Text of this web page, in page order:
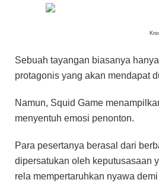
Sebuah tayangan biasanya
protagonis yang akan mendapat
Namun, Squid Game
menyentuh emosi penonton.
Para pesertanya berasal dari
dipersatukan oleh keputusasaan
rela mempertaruhkan nyawa